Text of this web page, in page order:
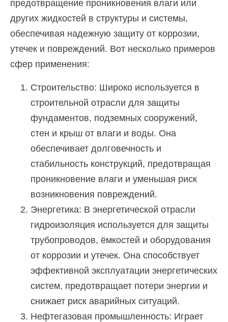
предотвращение проникновения влаги или
других жидкостей в структуры и системы,
обеспечивая надежную защиту от коррозии,
утечек и повреждений. Вот несколько примеров
сфер применения:
Строительство: Широко используется в
строительной отрасли для защиты
фундаментов, подземных сооружений,
стен и крыш от влаги и воды. Она
обеспечивает долговечность и
стабильность конструкций, предотвращая
проникновение влаги и уменьшая риск
возникновения повреждений.
Энергетика: В энергетической отрасли
гидроизоляция используется для защиты
трубопроводов, ёмкостей и оборудования
от коррозии и утечек. Она способствует
эффективной эксплуатации энергетических
систем, предотвращает потери энергии и
снижает риск аварийных ситуаций.
Нефтегазовая промышленность: Играет